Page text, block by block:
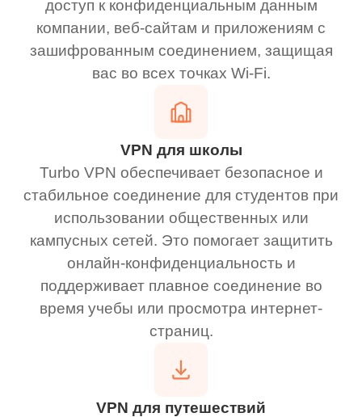
доступ к конфиденциальным данным
компании, веб-сайтам и приложениям с
зашифрованным соединением, защищая
вас во всех точках Wi-Fi.
VPN для школы
Turbo VPN обеспечивает безопасное и
стабильное соединение для студентов при
использовании общественных или
кампусных сетей. Это помогает защитить
онлайн-конфиденциальность и
поддерживает плавное соединение во
время учебы или просмотра интернет-
страниц.
VPN для путешествий